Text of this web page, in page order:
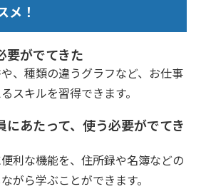
メ！
がでてきた
、種類の違うグラフなど、お仕事
スキルを習得できます。
あたって、使う必要がでてき
利な機能を、住所録や名簿などの
がら学ぶことができます。